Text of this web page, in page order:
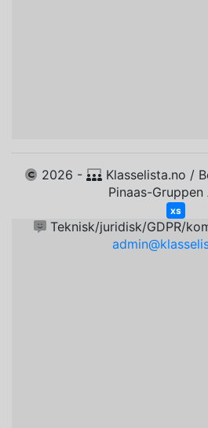
2026 -
Klasselista.no /
Pinaas-
xs
Teknisk/juridisk/GDPR/